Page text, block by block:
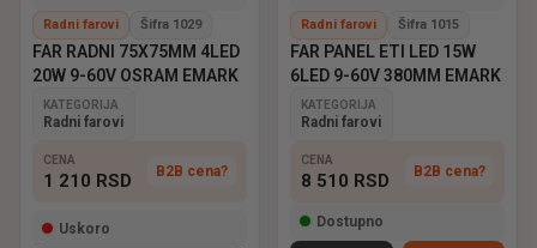
Radni farovi Šifra 1029
FAR RADNI 75X75MM 4LED
20W 9-60V OSRAM EMARK
KATEGORIJA
Radni farovi
CENA
1 210 RSD B2B cena?
Uskoro
Radni farovi Šifra 1015
FAR PANEL ETI LED 15W
6LED 9-60V 380MM EMARK
KATEGORIJA
Radni farovi
CENA
8 510 RSD B2B cena?
Dostupno